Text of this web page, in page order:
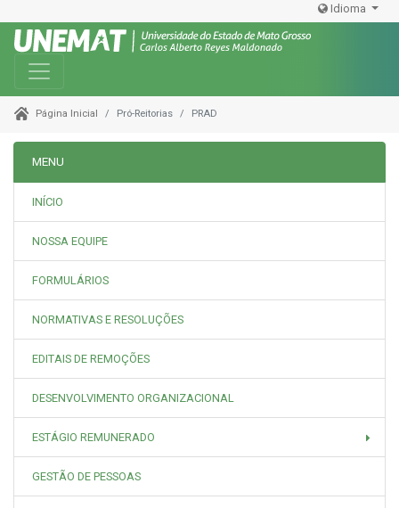
Idioma
Toggle navigation
Página Inicial Pró-Reitorias PRAD
MENU
INÍCIO
NOSSA EQUIPE
FORMULÁRIOS
NORMATIVAS E RESOLUÇÕES
EDITAIS DE REMOÇÕES
DESENVOLVIMENTO ORGANIZACIONAL
ESTÁGIO REMUNERADO
GESTÃO DE PESSOAS